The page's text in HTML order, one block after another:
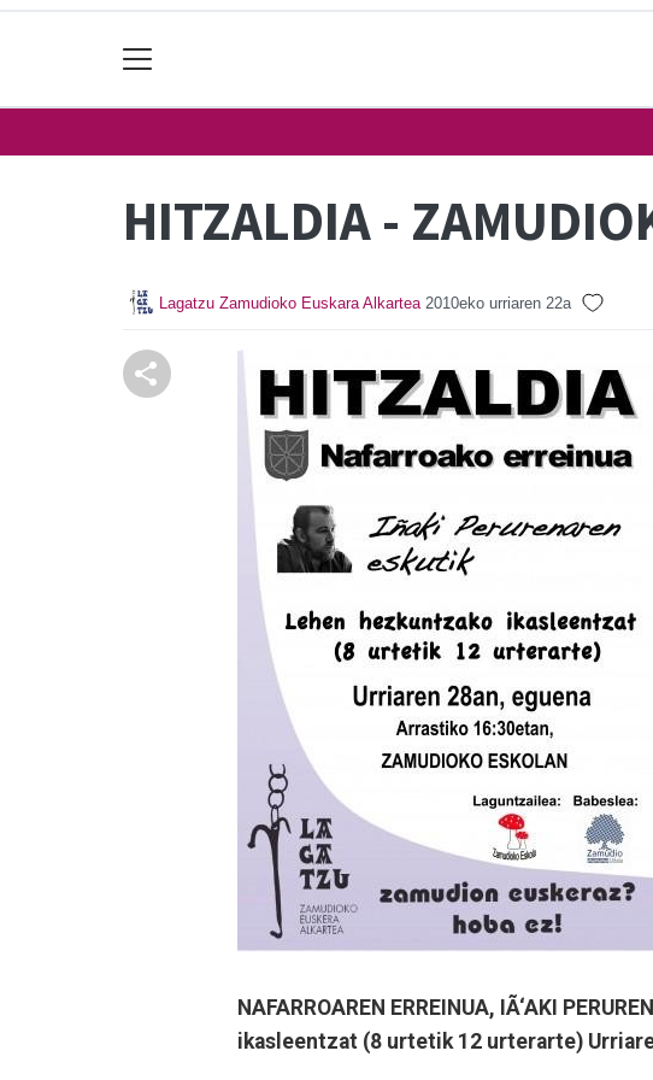
HITZALDIA -
Lagatzu Zamudioko Euskara Alkartea 2010eko urriaren 22a
NAFARROAREN ERREINUA, IÃ‘AKI
ikasleentzat (8 urtetik 12 urterarte)